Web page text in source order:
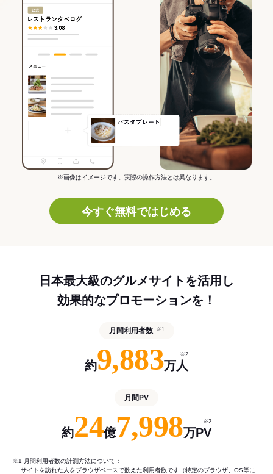
※画像はイメージです。実際の操作方法とは異なります。
今すぐ無料ではじめる
日本最大級のグルメサイトを活用し
効果的なプロモーションを！
月間利用者数 ※1
約9,883万人
※2
月間PV
約24億7,998万PV
※2
※1 月間利用者数の計測方法について：
サイトを訪れた人をブラウザベースで数えた利用者数です（特定のブラウザ、OS等に